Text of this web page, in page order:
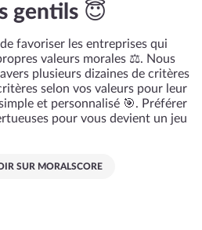
gentils 😇
favoriser les entreprises qui
valeurs morales ⚖️. Nous
plusieurs dizaines de critères
selon vos valeurs pour leur
et personnalisé 🎯. Préférer
pour vous devient un jeu
SUR MORALSCORE